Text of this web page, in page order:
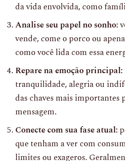
da vida envolvida, como
Analise seu papel no sonho:
vende, come o porco ou
como você lida com essa
Repare na emoção principal:
tranquilidade, alegria ou
das chaves mais importantes
mensagem.
Conecte com sua fase atual:
que tenham a ver com
limites ou exageros.